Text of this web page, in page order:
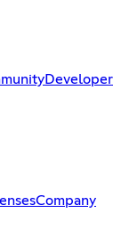
Developer
Company